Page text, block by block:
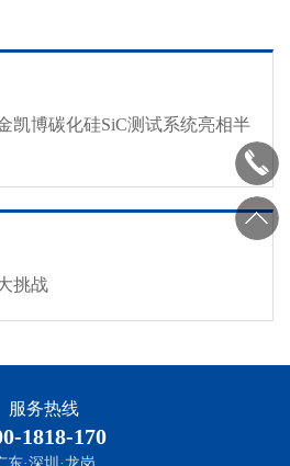
凯博碳化硅SiC测试系统亮相半
挑战
服务热线
1818-170